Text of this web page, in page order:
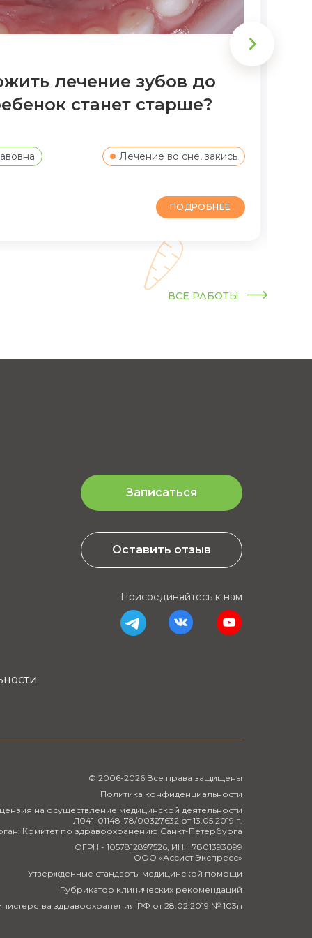
лечение зубов до
станет старше?
Лечение во сне, закись
ПОДРОБНЕЕ
ВСЕ РАБОТЫ
Записаться
Оставить отзыв
Присоединяйтесь к нам
© 2006-2026 Все права защищены
Политика конфиденциальности
на осуществление медицинской деятельности
Л041-01148-78/00327632 от 13.05.2019 г.
Комитет по здравоохранению Санкт-Петербурга
ОГРН - 1057812897526, ИНН 7801393099
ООО «Ассист Экспресс»
Утвержденные стандарты медицинской помощи
Рубрикатор клинических рекомендаций
здравоохранения РФ от 28.02.2019 № 103н